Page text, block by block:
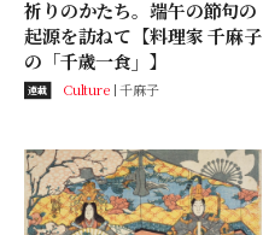
祈りのかたち。端午の節句の
起源を訪ねて【料理家 千麻子
の「千歳一食」】
連載 Culture 千麻子